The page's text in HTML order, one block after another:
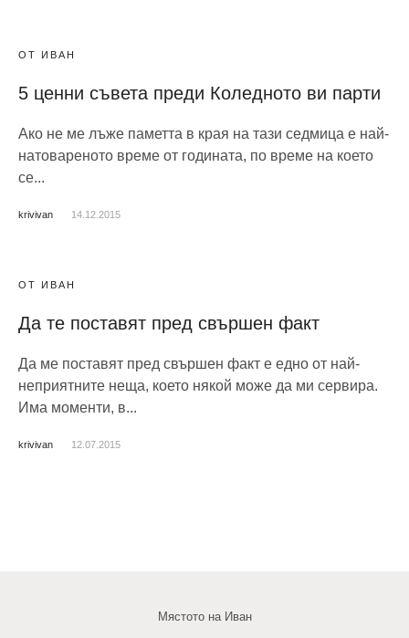
ОТ ИВАН
5 ценни съвета преди Коледното ви парти
Ако не ме лъже паметта в края на тази седмица е най-
натовареното време от годината, по време на което
се...
krivivan 14.12.2015
ОТ ИВАН
Да те поставят пред свършен факт
Да ме поставят пред свършен факт е едно от най-
неприятните неща, което някой може да ми сервира.
Има моменти, в...
krivivan 12.07.2015
Мястото на Иван